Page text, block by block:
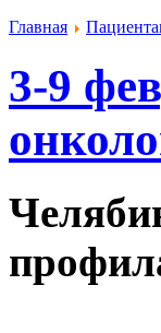
Главная
3-9